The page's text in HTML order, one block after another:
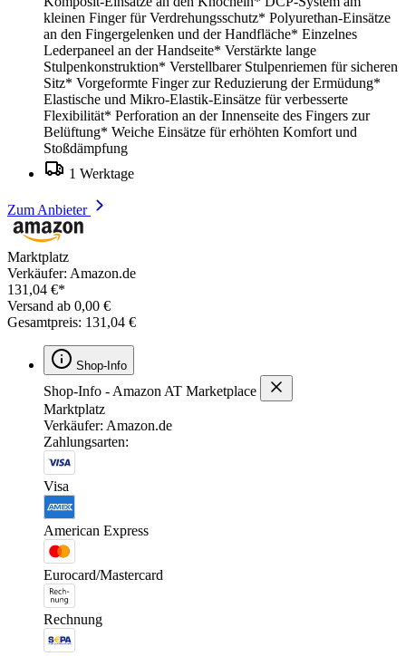
kleinen Finger für Verdrehungsschutz* Polyurethan-Einsätze
an den Fingergelenken und der Handfläche* Einzelnes
Lederpaneel an der Handseite* Verstärkte lange
Stulpenkonstruktion* Verstellbarer Stulpenriemen für sicheren
Sitz* Vorgeformte Finger zur Reduzierung der Ermüdung*
Elastische und Mikro-Elastik-Einsätze für verbesserte
Flexibilität* Perforation an der Innenseite des Fingers zur
Belüftung* Weiche Einsätze für erhöhten Komfort und
Stoßdämpfung
1 Werktage
Zum Anbieter
Marktplatz
Verkäufer: Amazon.de
131,04 €*
Versand ab 0,00 €
Gesamtpreis: 131,04 €
Shop-Info
Shop-Info - Amazon AT Marketplace
Marktplatz
Verkäufer: Amazon.de
Zahlungsarten:
Visa
American Express
Eurocard/Mastercard
Rechnung